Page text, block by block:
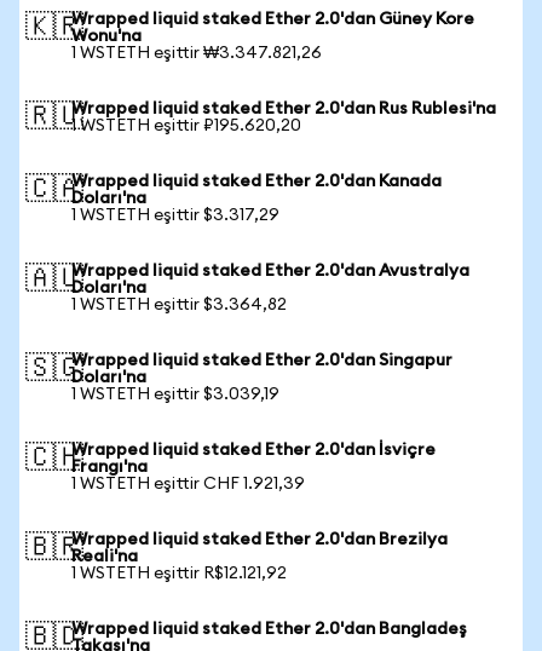
🇰🇷Wrapped liquid staked Ether 2.0'dan Güney Kore
Wonu'na
1 WSTETH eşittir ₩3.347.821,26
🇷🇺Wrapped liquid staked Ether 2.0'dan Rus Rublesi'na
1 WSTETH eşittir ₽195.620,20
🇨🇦Wrapped liquid staked Ether 2.0'dan Kanada
Doları'na
1 WSTETH eşittir $3.317,29
🇦🇺Wrapped liquid staked Ether 2.0'dan Avustralya
Doları'na
1 WSTETH eşittir $3.364,82
🇸🇬Wrapped liquid staked Ether 2.0'dan Singapur
Doları'na
1 WSTETH eşittir $3.039,19
🇨🇭Wrapped liquid staked Ether 2.0'dan İsviçre
Frangı'na
1 WSTETH eşittir CHF 1.921,39
🇧🇷Wrapped liquid staked Ether 2.0'dan Brezilya
Reali'na
1 WSTETH eşittir R$12.121,92
🇧🇩Wrapped liquid staked Ether 2.0'dan Bangladeş
Takası'na